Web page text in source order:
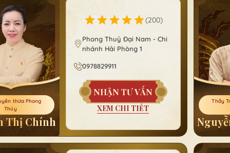
thừa Phong
Thủy
Thị Chính
(200)
Phong Thuỷ Đại Nam - Chi
nhánh Hải Phòng 1
0978829911
NHẬN TƯ VẤN
XEM CHI TIẾT
Thầy